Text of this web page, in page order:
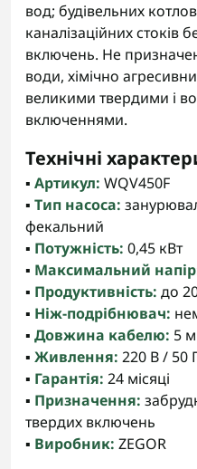
вод; будівельних
каналізаційних стоків
включень. Не
води, хімічно
великими твердими і
включеннями.
Технічні
▪️ Артикул: WQV450F
▪️ Тип насоса:
фекальний
▪️ Потужність: 0,45 кВт
▪️ Максимальний
▪️ Продуктивність: до
▪️ Ніж-подрібнювач:
▪️ Довжина кабелю: 5 м
▪️ Живлення: 220 В / 50
▪️ Гарантія: 24 місяці
▪️ Призначення:
твердих включень
▪️ Виробник: ZEGOR